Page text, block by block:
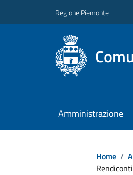
Regione Piemonte
Amministrazione
Home /